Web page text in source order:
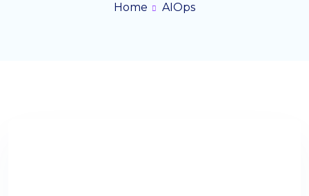
Home AIOps